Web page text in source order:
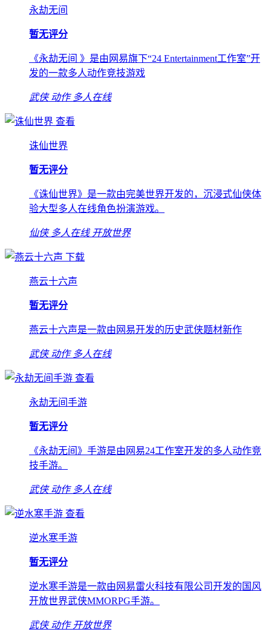
永劫无间
暂无评分
《永劫无间 》是由网易旗下“24 Entertainment工作室”开
发的一款多人动作竞技游戏
武侠 动作 多人在线
查看
诛仙世界
暂无评分
《诛仙世界》是一款由完美世界开发的，沉浸式仙侠体
验大型多人在线角色扮演游戏。
仙侠 多人在线 开放世界
下载
燕云十六声
暂无评分
燕云十六声是一款由网易开发的历史武侠题材新作
武侠 动作 多人在线
查看
永劫无间手游
暂无评分
《永劫无间》手游是由网易24工作室开发的多人动作竞
技手游。
武侠 动作 多人在线
查看
逆水寒手游
暂无评分
逆水寒手游是一款由网易雷火科技有限公司开发的国风
开放世界武侠MMORPG手游。
武侠 动作 开放世界